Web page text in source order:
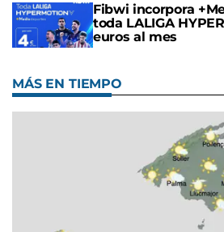
Fibwi incorpora
toda LALIGA
euros al mes
MÁS EN TIEMPO